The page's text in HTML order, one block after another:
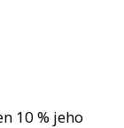
10 % jeho